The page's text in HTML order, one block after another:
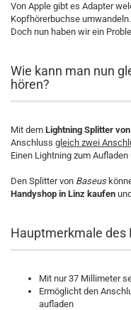
Von Apple gibt es Adapter
Kopfhörerbuchse umwandeln.
Doch nun haben wir ein
Wie kann man nun
hören?
Mit dem Lightning Splitter
Anschluss gleich zwei
Einen Lightning zum
Den Splitter von Baseus
Handyshop in Linz kaufen
Hauptmerkmale des
Mit nur 37 Millimeter
Ermöglicht den
aufladen